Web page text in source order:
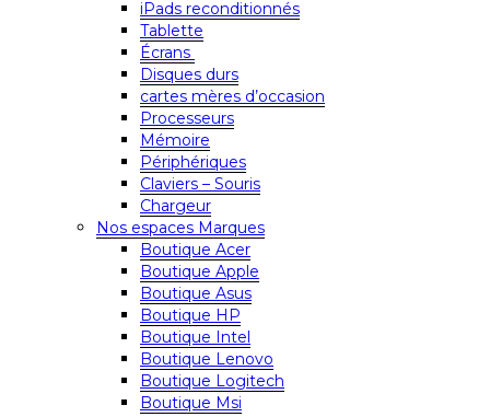
iPads reconditionnés
Tablette
Écrans
Disques durs
cartes mères d’occasion
Processeurs
Mémoire
Périphériques
Claviers – Souris
Chargeur
Nos espaces Marques
Boutique Acer
Boutique Apple
Boutique Asus
Boutique HP
Boutique Intel
Boutique Lenovo
Boutique Logitech
Boutique Msi